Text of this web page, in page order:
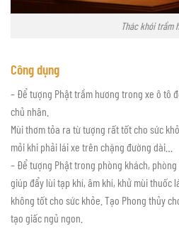
Thác khói trầm
Công dụng
– Để tượng Phật trầm hương trong xe ô tô
chủ nhân.
Mùi thơm tỏa ra từ tượng rất tốt cho sức
mỏi khi phải lái xe trên chặng đường dài…
– Để tượng Phật trong phòng khách,
giúp đẩy lùi tạp khí, âm khí, khử mùi thuốc
không tốt cho sức khỏe. Tạo Phong thủy
tạo giấc ngủ ngon.